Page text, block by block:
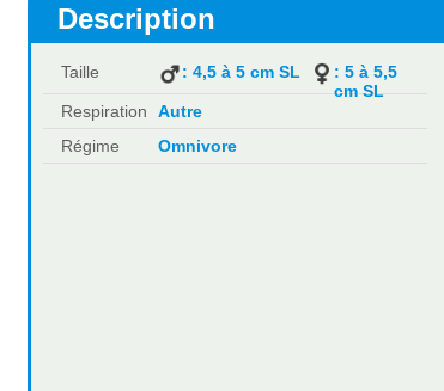
Description
Taille : 4,5 à 5 cm SL
: 5 à 5,5
cm SL
Respiration
Autre
Régime
Omnivore